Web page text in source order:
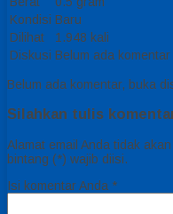
Kondisi Baru
Dilihat
1.948 kali
Diskusi Belum ada komentar
Belum ada komentar, buka
Silahkan tulis
Alamat email Anda tidak
bintang (*) wajib diisi.
Isi komentar Anda *